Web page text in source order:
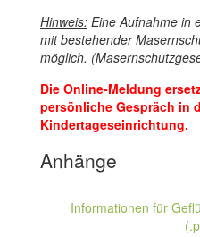
Hinweis: Eine Aufnahme in
mit bestehender
möglich.
Die Online-Meldung
persönliche Gespräch in
Kindertageseinrichtung.
Anhänge
Informationen für